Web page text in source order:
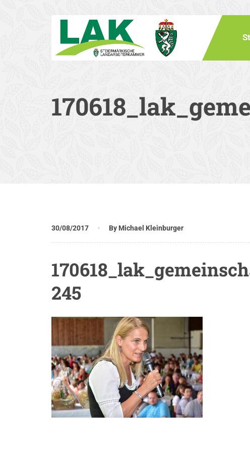
30/08/2017 By Michael Kleinburger
245